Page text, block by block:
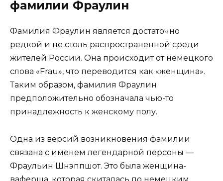
фамилии Фраулин
Фамилия Фраулин является достаточно
редкой и не столь распространенной среди
жителей России. Она происходит от немецкого
слова «Frau», что переводится как «женщина».
Таким образом, фамилия Фраулин
предположительно обозначала чью-то
принадлежность к женскому полу.
Одна из версий возникновения фамилии
связана с именем легендарной персоны —
Фраульин Шнэппшот. Это была женщина-
ваферша, которая скиталась по немецким